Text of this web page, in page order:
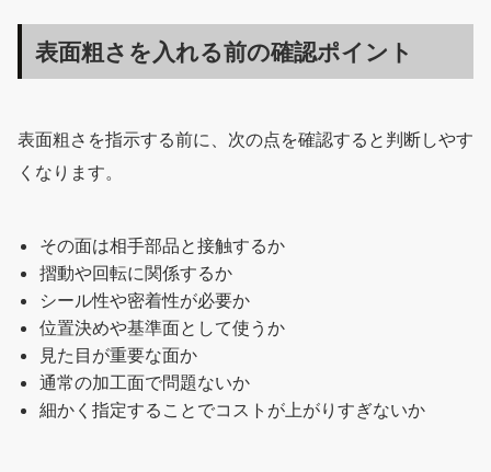
表面粗さを入れる前の確認ポイント
表面粗さを指示する前に、次の点を確認すると判断しやす
くなります。
その面は相手部品と接触するか
摺動や回転に関係するか
シール性や密着性が必要か
位置決めや基準面として使うか
見た目が重要な面か
通常の加工面で問題ないか
細かく指定することでコストが上がりすぎないか